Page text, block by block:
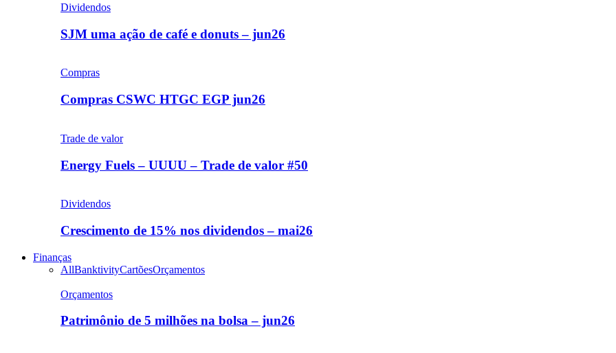
Dividendos
SJM uma ação de café e donuts – jun26
Compras
Compras CSWC HTGC EGP jun26
Trade de valor
Energy Fuels – UUUU – Trade de valor #50
Dividendos
Crescimento de 15% nos dividendos – mai26
Finanças
AllBanktivityCartõesOrçamentos
Orçamentos
Patrimônio de 5 milhões na bolsa – jun26